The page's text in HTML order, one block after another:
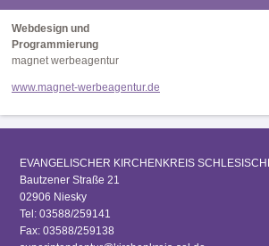
Webdesign und
Programmierung
magnet werbeagentur
www.magnet-werbeagentur.de
EVANGELISCHER KIRCHENKREIS
Bautzener Straße 21
02906 Niesky
Tel: 03588/259141
Fax: 03588/259138